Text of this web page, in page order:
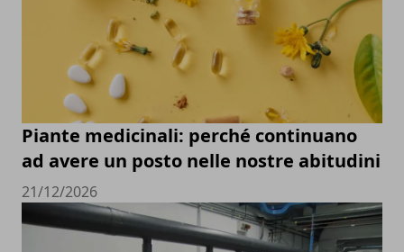
Piante medicinali: perché continuano
ad avere un posto nelle nostre abitudini
21/12/2026